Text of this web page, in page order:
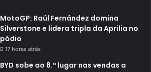
MotoGP: Raúl Fernández domina
Silverstone e lidera tripla da Aprilia no
pódio
17 horas atrás
BYD sobe ao 8.º lugar nas vendas a